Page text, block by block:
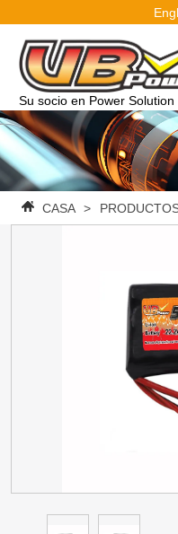
Su socio en Power Solution
CASA >